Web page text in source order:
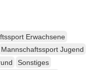
Erwachsene
Mannschaftssport Jugend
Sonstiges